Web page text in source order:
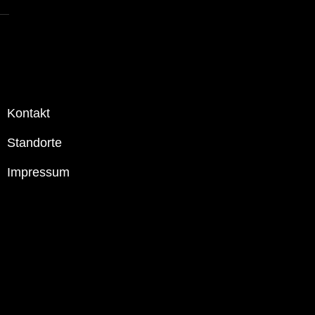
Kontakt
Standorte
Impressum